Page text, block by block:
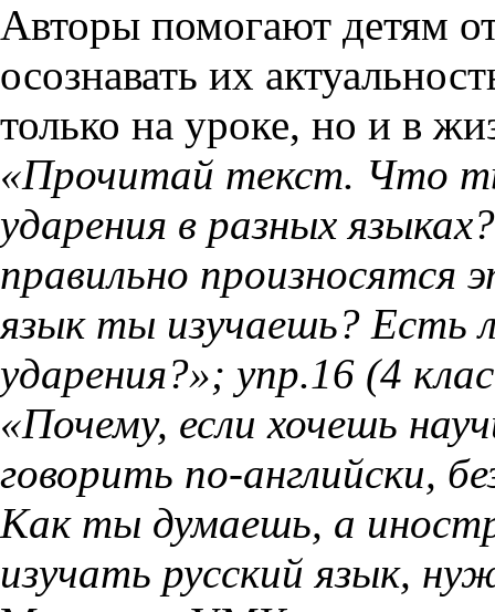
Авторы помогают детям
осознавать их
только на уроке, но и в
«Прочитай текст. Что
ударения в разных
правильно произносятся
язык ты изучаешь? Есть
ударения?»; упр.16 (4
«Почему, если хочешь
говорить по-английски,
Как ты думаешь, а
изучать русский язык,